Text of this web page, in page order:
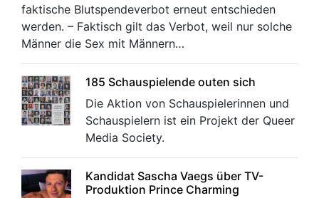
faktische Blutspendeverbot erneut entschieden
werden. – Faktisch gilt das Verbot, weil nur solche
Männer die Sex mit Männern…
185 Schauspielende outen sich
Die Aktion von Schauspielerinnen und
Schauspielern ist ein Projekt der Queer
Media Society.
Kandidat Sascha Vaegs über TV-
Produktion Prince Charming